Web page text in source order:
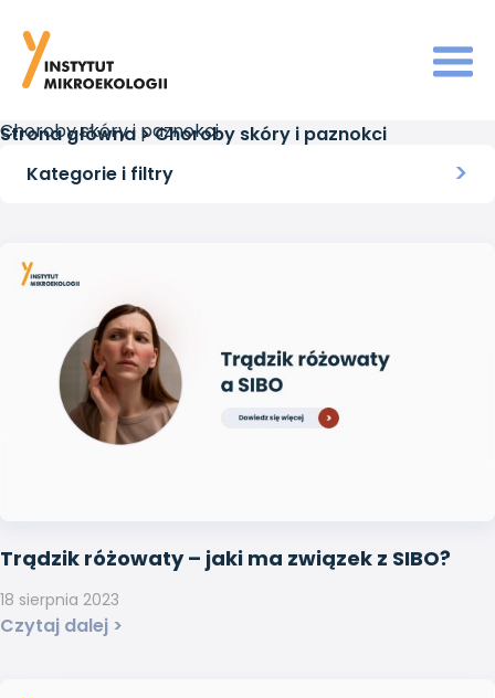
Strona główna >Choroby skóry i paznokci
Choroby skóry i paznokci
Kategorie i filtry
Trądzik różowaty – jaki ma związek z SIBO?
Czytaj dalej >
18 sierpnia 2023